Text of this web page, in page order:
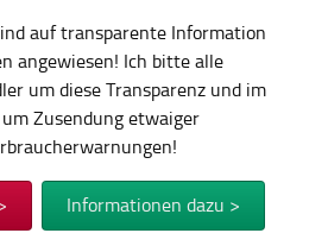
auf transparente Information
angewiesen! Ich bitte alle
um diese Transparenz und im
Zusendung etwaiger
Informationen dazu >